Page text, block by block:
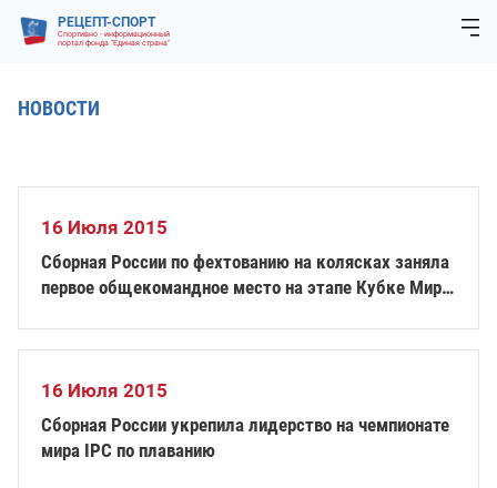
РЕЦЕПТ-СПОРТ
Спортивно - информационный
портал фонда "Единая страна"
НОВОСТИ
16 Июля 2015
Сборная России по фехтованию на колясках заняла
первое общекомандное место на этапе Кубке Мира
16 Июля 2015
Сборная России укрепила лидерство на чемпионате
мира IPC по плаванию